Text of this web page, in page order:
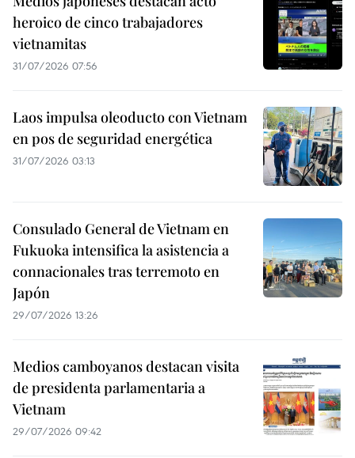
heroico de cinco trabajadores
vietnamitas
31/07/2026 07:56
Laos impulsa oleoducto con Vietnam
en pos de seguridad energética
31/07/2026 03:13
Consulado General de Vietnam en
Fukuoka intensifica la asistencia a
connacionales tras terremoto en
Japón
29/07/2026 13:26
Medios camboyanos destacan visita
de presidenta parlamentaria a
Vietnam
29/07/2026 09:42